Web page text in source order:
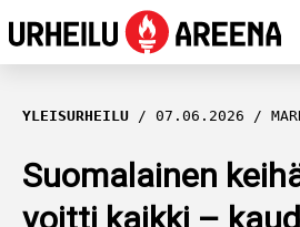
OLYMPIALAISET
MAASTOHIIHTO
YLEISURHEILU 07.06.2026
Suomalainen
voitti kaikki –